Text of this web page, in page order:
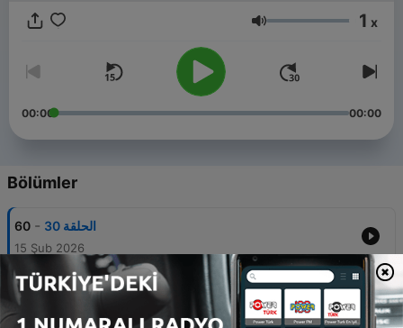
Ses 1 x
00:00 00:00
Bölümler
60 - الحلقة 30
15 Şub 2026
59 - الحلقة 29
15 Şub 2026